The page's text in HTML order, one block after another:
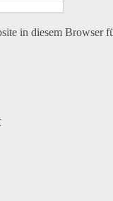
in diesem Browser